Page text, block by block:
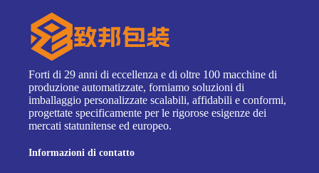
Forti di 29 anni di eccellenza e di oltre 100 macchine di
produzione automatizzate, forniamo soluzioni di
imballaggio personalizzate scalabili, affidabili e conformi,
progettate specificamente per le rigorose esigenze dei
mercati statunitense ed europeo.
Informazioni di contatto